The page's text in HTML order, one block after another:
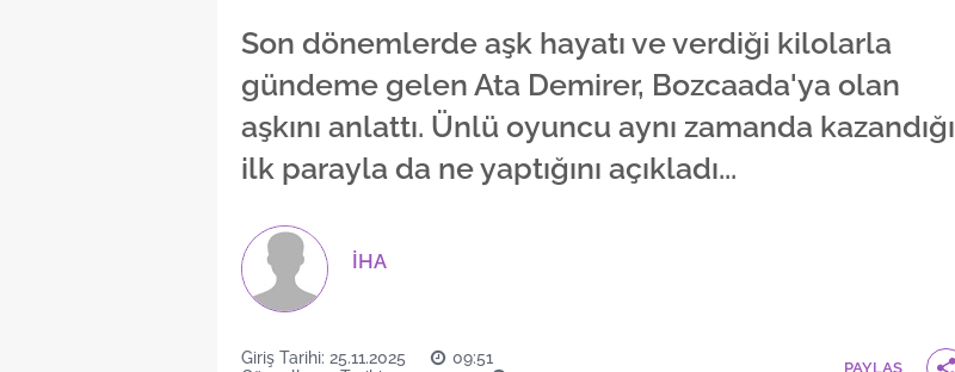
Son dönemlerde aşk hayatı ve verdiği kilolarla
gündeme gelen Ata Demirer, Bozcaada'ya olan
aşkını anlattı. Ünlü oyuncu aynı zamanda kazandığı
ilk parayla da ne yaptığını açıkladı...
İHA
Giriş Tarihi: 25.11.2025
09:51
PAYLAŞ